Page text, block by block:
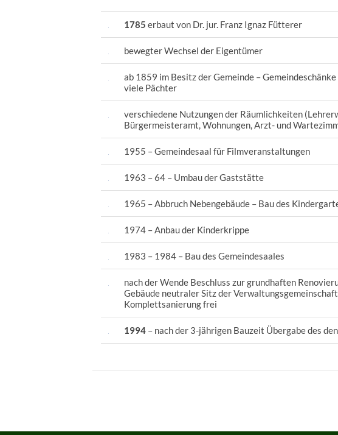
1785erbaut von Dr. jur. Franz Ignaz Fütterer
bewegter Wechsel der Eigentümer
ab 1859 im Besitz der Gemeinde –
viele Pächter
verschiedene Nutzungen der Räumlichkeiten
Bürgermeisteramt, Wohnungen, Arzt- und
1955 – Gemeindesaal für Filmveranstaltungen
1963 – 64 – Umbau der Gaststätte
1965 – Abbruch Nebengebäude – Bau des
1974 – Anbau der Kinderkrippe
1983 – 1984 – Bau des Gemeindesaales
nach der Wende Beschluss zur grundhaften
Gebäude neutraler Sitz der
Komplettsanierung frei
1994 – nach der 3-jährigen Bauzeit Übergabe des